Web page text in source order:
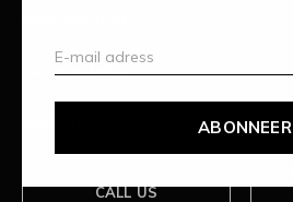
ABONNEER
Categorieën
CALL US